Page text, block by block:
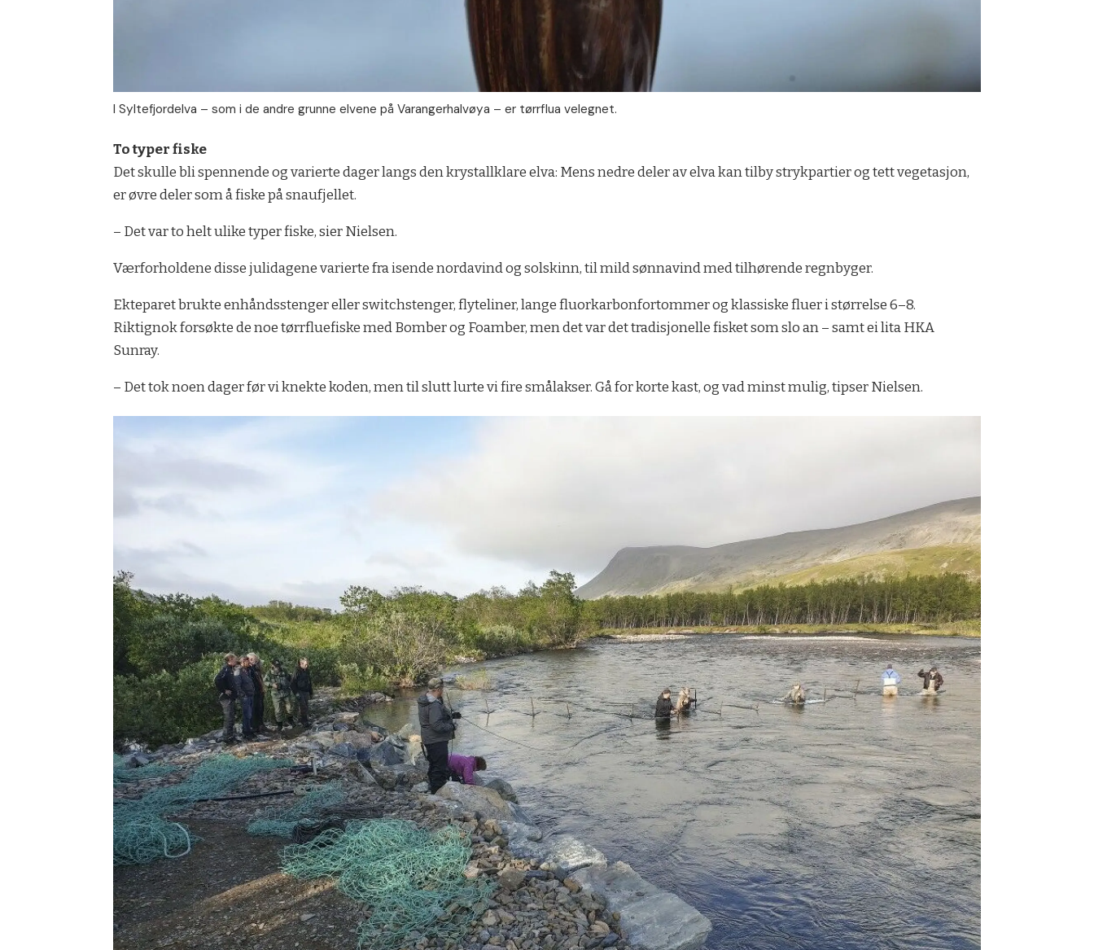
I Syltefjordelva – som i de andre grunne elvene på Varangerhalvøya – er tørrflua velegnet.
To typer fiske
Det skulle bli spennende og varierte dager langs den krystallklare elva: Mens nedre deler av elva kan tilby strykpartier og tett vegetasjon,
er øvre deler som å fiske på snaufjellet.
– Det var to helt ulike typer fiske, sier Nielsen.
Værforholdene disse julidagene varierte fra isende nordavind og solskinn, til mild sønnavind med tilhørende regnbyger.
Ekteparet brukte enhåndsstenger eller switchstenger, flyteliner, lange fluorkarbonfortommer og klassiske fluer i størrelse 6–8.
Riktignok forsøkte de noe tørrfluefiske med Bomber og Foamber, men det var det tradisjonelle fisket som slo an – samt ei lita HKA
Sunray.
– ­Det tok noen dager før vi knekte koden, men til slutt lurte vi fire smålakser. Gå for korte kast, og vad minst mulig, tipser Nielsen.